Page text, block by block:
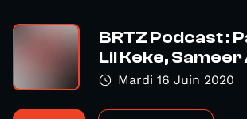
BRTZ Podcast :
Lil Keke, Sameer
Mardi 16 Juin 2020